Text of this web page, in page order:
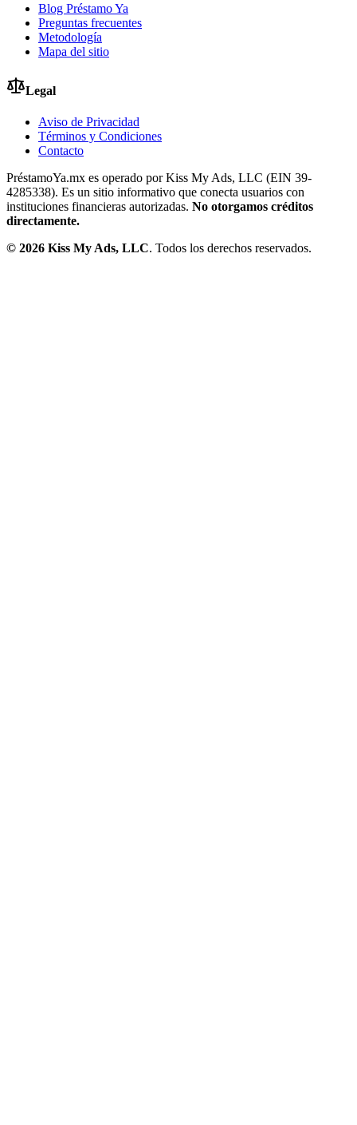
Blog Préstamo Ya
Preguntas frecuentes
Metodología
Mapa del sitio
Legal
Aviso de Privacidad
Términos y Condiciones
Contacto
PréstamoYa.mx es operado por Kiss My Ads, LLC (EIN 39-
4285338). Es un sitio informativo que conecta usuarios con
instituciones financieras autorizadas. No otorgamos créditos
directamente.
© 2026 Kiss My Ads, LLC. Todos los derechos reservados.